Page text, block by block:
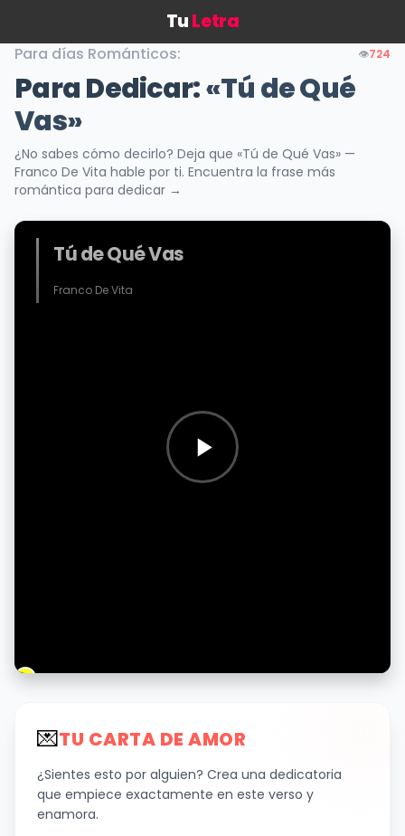
TuLetra
Para días Románticos: 👁️724
Para Dedicar:«Tú de Qué
Vas»
¿No sabes cómo decirlo? Deja que «Tú de Qué Vas» —
Franco De Vita hable por ti. Encuentra la frase más
romántica para dedicar →
Tú de Qué Vas
Franco De Vita
💌TU CARTA DE AMOR
¿Sientes esto por alguien? Crea una dedicatoria
que empiece exactamente en este verso y
enamora.